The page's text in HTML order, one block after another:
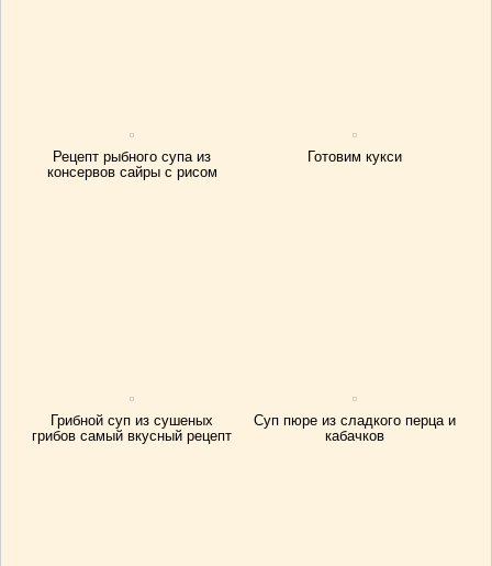
Рецепт рыбного супа из
консервов сайры с рисом
Готовим кукси
Грибной суп из сушеных
грибов самый вкусный рецепт
Суп пюре из сладкого перца и
кабачков